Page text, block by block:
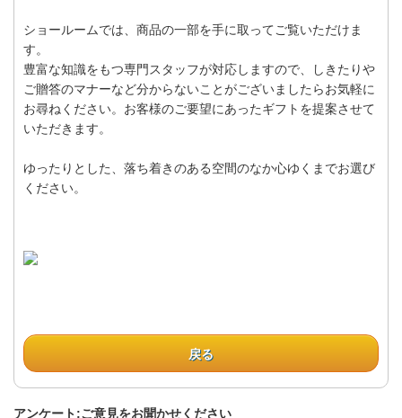
ショールームでは、商品の一部を手に取ってご覧いただけま
す。
豊富な知識をもつ専門スタッフが対応しますので、しきたりや
ご贈答のマナーなど分からないことがございましたらお気軽に
お尋ねください。お客様のご要望にあったギフトを提案させて
いただきます。
ゆったりとした、落ち着きのある空間のなか心ゆくまでお選び
ください。
戻る
アンケート:ご意見をお聞かせください